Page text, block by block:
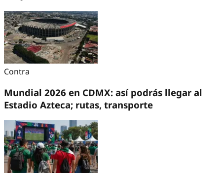
Contra
Mundial 2026 en CDMX: así podrás llegar al
Estadio Azteca; rutas, transporte